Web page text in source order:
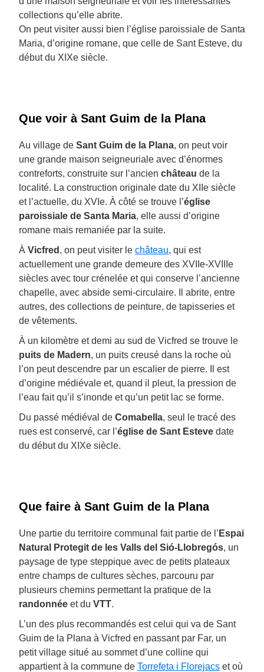
collections qu’elle abrite.
On peut visiter aussi bien l’église paroissiale de Santa
Maria, d’origine romane, que celle de Sant Esteve, du
début du XIXe siècle.
Que voir à Sant Guim de la Plana
Au village de Sant Guim de la Plana, on peut voir
une grande maison seigneuriale avec d’énormes
contreforts, construite sur l’ancien château de la
localité. La construction originale date du XIIe siècle
et l’actuelle, du XVIe. À côté se trouve l’église
paroissiale de Santa Maria, elle aussi d’origine
romane mais remaniée par la suite.
À Vicfred , on peut visiter le château, qui est
actuellement une grande demeure des XVIIe-XVIIIe
siècles avec tour crénelée et qui conserve l’ancienne
chapelle, avec abside semi-circulaire. Il abrite, entre
autres, des collections de peinture, de tapisseries et
de vêtements.
À un kilomètre et demi au sud de Vicfred se trouve le
puits de Madern, un puits creusé dans la roche où
l’on peut descendre par un escalier de pierre. Il est
d’origine médiévale et, quand il pleut, la pression de
l’eau fait qu’il s’inonde et qu’un petit lac se forme.
Du passé médiéval de Comabella, seul le tracé des
rues est conservé, car l’église de Sant Esteve date
du début du XIXe siècle.
Que faire à Sant Guim de la Plana
Une partie du territoire communal fait partie de l’ Espai
Natural Protegit de les Valls del Sió-Llobregós, un
paysage de type steppique avec de petits plateaux
entre champs de cultures sèches, parcouru par
plusieurs chemins permettant la pratique de la
randonnée et du VTT.
L’un des plus recommandés est celui qui va de Sant
Guim de la Plana à Vicfred en passant par Far, un
petit village situé au sommet d’une colline qui
appartient à la commune de Torrefeta i Florejacs et où